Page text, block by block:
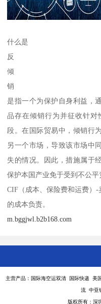
什么是
反
倾
销
是指一个为保护自身利益，
品存在倾销行为并征收针
段。在国际贸易中，倾销行
另一个市场，导致该市场中
失的情况。因此，措施属于
保护本国产业免于受到不公平
CIF（成本、保险费和运费）
的成本负责。
m.bggjwl.b2b168.com
主营产品：国际海空运双清 国际快递
流 中亚
版权所有：深